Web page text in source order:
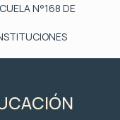
N°168 DE